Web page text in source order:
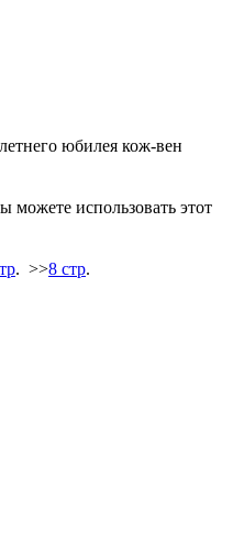
юбилея кож-вен
можете использовать этот
. >>8 стр.